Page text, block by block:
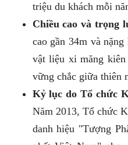
triệu du khách mỗi
Chiều cao và trọng
cao gần 34m và
vật liệu xi măng
vững chắc giữa thiên
Kỷ lục do Tổ chức
Năm 2013, Tổ chức
danh hiệu "Tượng